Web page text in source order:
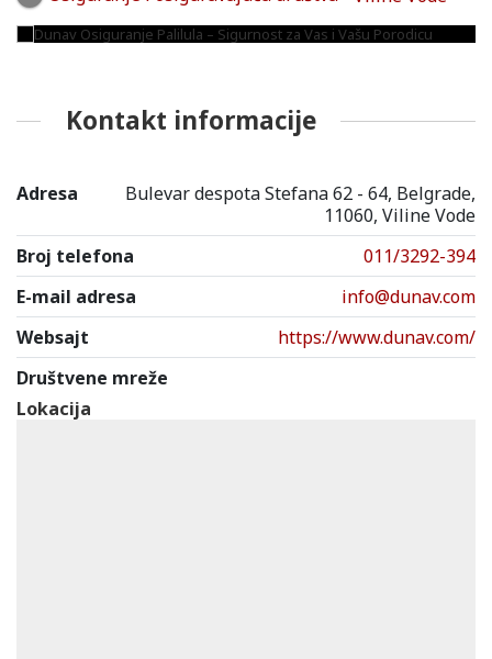
Kontakt informacije
Adresa
Bulevar despota Stefana 62 - 64, Belgrade,
11060, Viline Vode
Broj telefona
011/3292-394
E-mail adresa
info@dunav.com
Websajt
https://www.dunav.com/
Društvene mreže
Lokacija